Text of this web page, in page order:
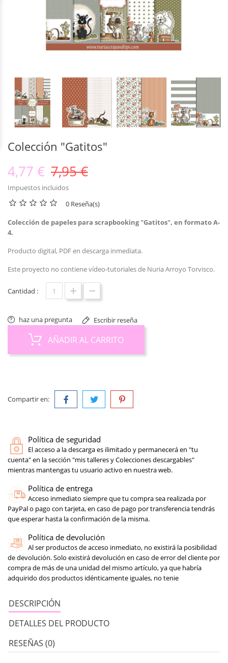
Colección "Gatitos"
4,77 € 7,95 €
Impuestos incluidos
0 Reseña(s)
Colección de papeles para scrapbooking "Gatitos", en formato A-
4.
Producto digital, PDF en descarga inmediata.
Este proyecto no contiene vídeo-tutoriales de Nuria Arroyo Torvisco.
Cantidad :
haz una pregunta Escribir reseña
AÑADIR AL CARRITO
Compartir en:
Política de seguridad
El acceso a la descarga es ilimitado y permanecerá en "tu
cuenta" en la sección "mis talleres y Colecciones descargables"
mientras mantengas tu usuario activo en nuestra web.
Política de entrega
Acceso inmediato siempre que tu compra sea realizada por
PayPal o pago con tarjeta, en caso de pago por transferencia tendrás
que esperar hasta la confirmación de la misma.
Política de devolución
Al ser productos de acceso inmediato, no existirá la posibilidad
de devolución. Solo existirá devolución en caso de error del cliente por
compra de más de una unidad del mismo artículo, ya que habría
adquirido dos productos idénticamente iguales, no tenie
DESCRIPCIÓN
DETALLES DEL PRODUCTO
RESEÑAS (0)